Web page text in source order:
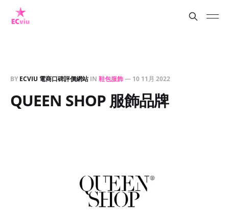
BY ECVIU 電商口碑評價網站IN 鞋包服飾— 10 11月 2022
QUEEN SHOP 服飾品牌